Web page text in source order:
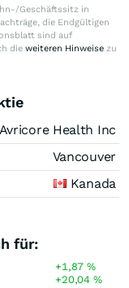
Geschäftssitz in
die Endgültigen
sind auf
die weiteren Hinweise zu
Avricore Health Inc
Vancouver
Kanada
für:
+1,87%
+20,04%